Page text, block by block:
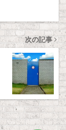
次の記事